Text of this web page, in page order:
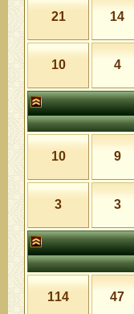
14
21
4
10
9
10
3
3
47
114